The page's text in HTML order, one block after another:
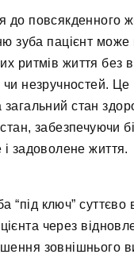
до повсякденного
зуба пацієнт може
ритмів життя без
чи незручностей. Це
стан
забезпечуючи
і задоволене життя.
“під ключ”
через
зовнішнього